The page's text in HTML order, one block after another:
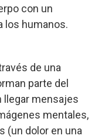
con un
los humanos.
de una
parte del
llegar mensajes
mentales,
(un dolor en una